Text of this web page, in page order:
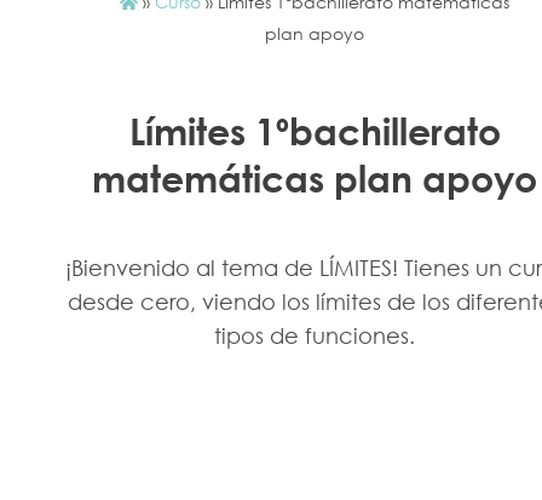
plan apoyo
Límites 1ºbachillerato
matemáticas plan apoyo
¡Bienvenido al tema de LÍMITES! Tienes un
desde cero, viendo los límites de los
tipos de funciones.